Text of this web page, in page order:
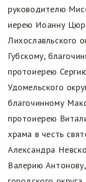
руководителю
иерею Иоанну
Лихославльского
Губскому,
протоиерею
Удомельского
благочинному
протоиерею
храма в честь
Александра
Валерию